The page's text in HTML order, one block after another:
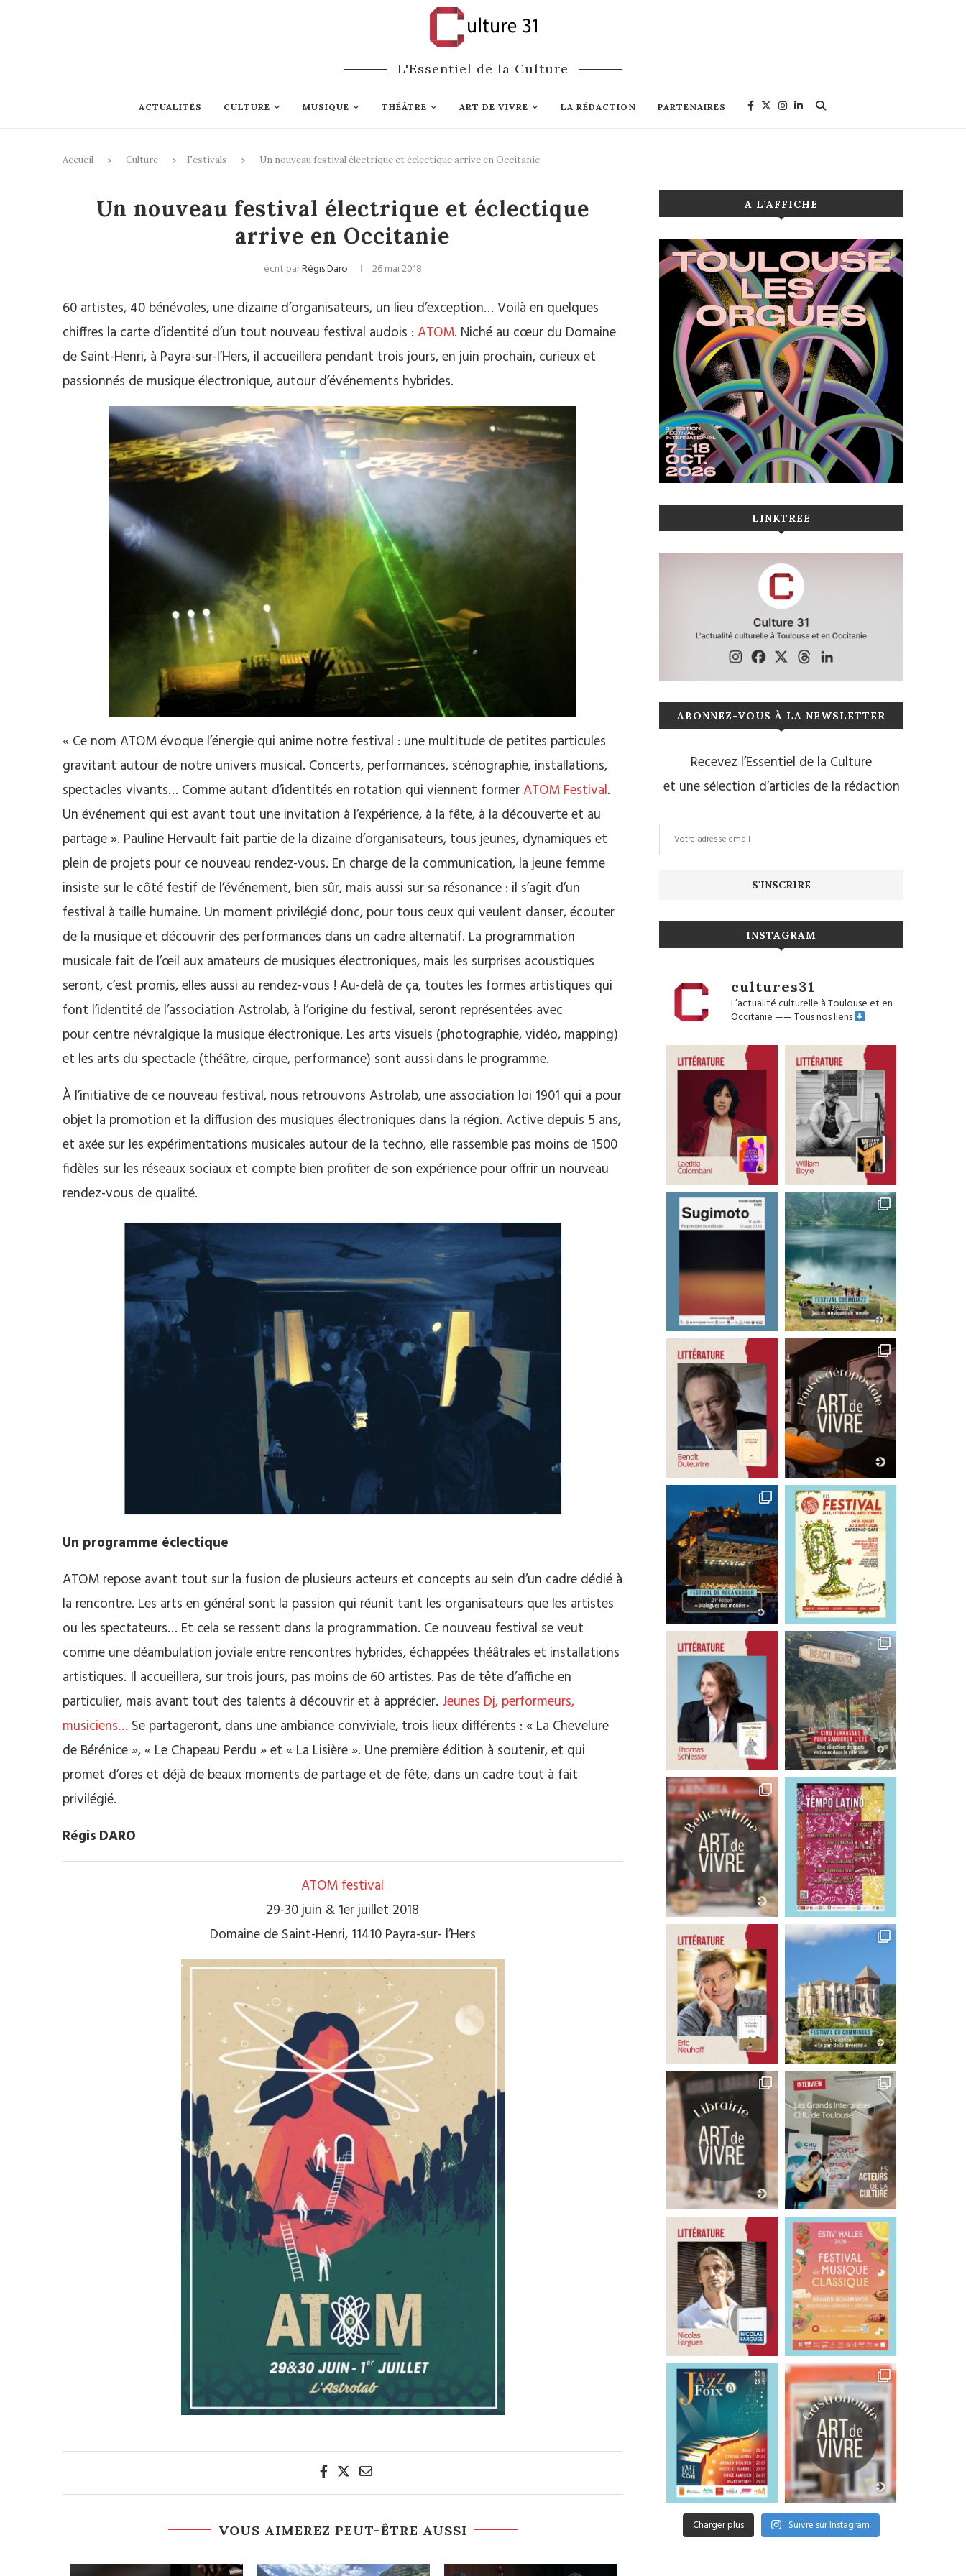
L'Essentiel de la Culture
ACTUALITÉS CULTURE MUSIQUE THÉÂTRE ART DE VIVRE LA RÉDACTION PARTENAIRES
Accueil Culture Festivals Un nouveau festival électrique et éclectique arrive en Occitanie
Festivals
Un nouveau festival électrique et éclectique
arrive en Occitanie
écrit parRégis Daro 26 mai 2018
60 artistes, 40 bénévoles, une dizaine d’organisateurs, un lieu d’exception… Voilà en quelques
chiffres la carte d’identité d’un tout nouveau festival audois : ATOM. Niché au cœur du Domaine
de Saint-Henri, à Payra-sur-l’Hers, il accueillera pendant trois jours, en juin prochain, curieux et
passionnés de musique électronique, autour d’événements hybrides.
« Ce nom ATOMévoque l’énergie qui anime notre festival : une multitude de petites particules
gravitant autour de notre univers musical. Concerts, performances, scénographie, installations,
spectacles vivants… Comme autant d’identités en rotation qui viennent formerATOM Festival.
Un événement qui est avant tout une invitation à l’expérience, à la fête, à la découverte et au
partage ». Pauline Hervault fait partie de la dizaine d’organisateurs, tous jeunes, dynamiques et
plein de projets pour ce nouveau rendez-vous. En charge de la communication, la jeune femme
insiste sur le côté festif de l’événement, bien sûr, mais aussi sur sa résonance : il s’agit d’un
festival à taille humaine. Un moment privilégié donc, pour tous ceux qui veulent danser, écouter
de la musique et découvrir des performances dans un cadre alternatif. La programmation
musicale fait de l’œil aux amateurs de musiques électroniques, mais les surprises acoustiques
seront, c’est promis, elles aussi au rendez-vous ! Au-delà de ça, toutes les formes artistiques qui
font l’identité de l’association Astrolab, à l’origine du festival, seront représentées avec
pour centre névralgique la musique électronique. Les arts visuels (photographie, vidéo, mapping)
et les arts du spectacle (théâtre, cirque, performance) sont aussi dans le programme.
À l’initiative de ce nouveau festival, nous retrouvons Astrolab, une association loi 1901 qui a pour
objet la promotion et la diffusion des musiques électroniques dans la région. Active depuis 5 ans,
et axée sur les expérimentations musicales autour de la techno, elle rassemble pas moins de 1500
fidèles sur les réseaux sociaux et compte bien profiter de son expérience pour offrir un nouveau
rendez-vous de qualité.
Un programme éclectique
ATOM repose avant tout sur la fusion de plusieurs acteurs et concepts au sein d’un cadre dédié à
la rencontre. Les arts en général sont la passion qui réunit tant les organisateurs que les artistes
ou les spectateurs… Et cela se ressent dans la programmation. Ce nouveau festival se veut
comme une déambulation joviale entre rencontres hybrides, échappées théâtrales et installations
artistiques. Il accueillera, sur trois jours, pas moins de 60 artistes. Pas de tête d’affiche en
particulier, mais avant tout des talents à découvrir et à apprécier. Jeunes Dj, performeurs,
musiciens… Se partageront, dans une ambiance conviviale, trois lieux différents : « La Chevelure
de Bérénice », « Le Chapeau Perdu » et « La Lisière ». Une première édition à soutenir, et qui
promet d’ores et déjà de beaux moments de partage et de fête, dans un cadre tout à fait
privilégié.
Régis DARO
ATOM festival
29-30 juin & 1er juillet 2018
Domaine de Saint-Henri, 11410 Payra-sur- l’Hers
VOUS AIMEREZ PEUT-ÊTRE AUSSI
A L’AFFICHE
LINKTREE
ABONNEZ-VOUS À LA NEWSLETTER
Recevez l’Essentiel de la Culture
et une sélection d’articles de la rédaction
INSTAGRAM
cultures31
L’actualité culturelle à Toulouse et en
Occitanie——Tous nos liens
Charger plus Suivre sur Instagram